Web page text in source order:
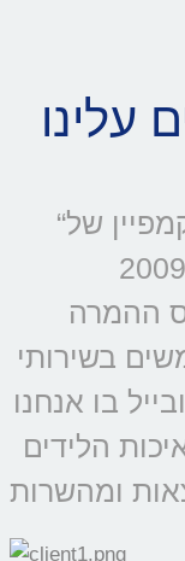
“מוצרי קולמי מוטמעים בכל קמפיין של
סלקום ונטוויז’ן, החל משנת 2009
ההמרה
בשירותי
בו אנחנו
הלידים